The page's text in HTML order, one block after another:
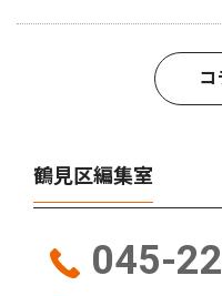
コ
鶴見区編集室
045-